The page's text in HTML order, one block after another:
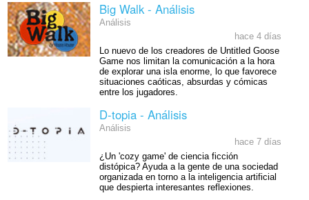
Big Walk - Análisis
Análisis
hace 4 días
Lo nuevo de los creadores de Untitled Goose
Game nos limitan la comunicación a la hora
de explorar una isla enorme, lo que favorece
situaciones caóticas, absurdas y cómicas
entre los jugadores.
D-topia - Análisis
Análisis
hace 7 días
¿Un 'cozy game' de ciencia ficción
distópica? Ayuda a la gente de una sociedad
organizada en torno a la inteligencia artificial
que despierta interesantes reflexiones.